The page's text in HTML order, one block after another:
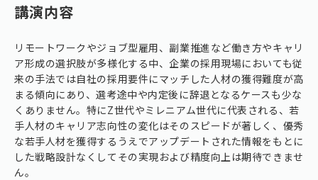
講演内容
リモートワークやジョブ型雇用、副業推進など働き方やキャリ
ア形成の選択肢が多様化する中、企業の採用現場においても従
来の手法では自社の採用要件にマッチした人材の獲得難度が高
まる傾向にあり、選考途中や内定後に辞退となるケースも少な
くありません。特にZ世代やミレニアム世代に代表される、若
手人材のキャリア志向性の変化はそのスピードが著しく、優秀
な若手人材を獲得するうえでアップデートされた情報をもとに
した戦略設計なくしてその実現および精度向上は期待できませ
ん。